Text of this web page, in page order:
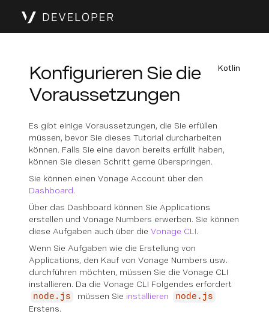
Kotlin
Konfigurieren Sie die
Voraussetzungen
Es gibt einige Voraussetzungen, die Sie erfüllen
müssen, bevor Sie dieses Tutorial durcharbeiten
können. Falls Sie eine davon bereits erfüllt haben,
können Sie diesen Schritt gerne überspringen.
Sie können einen Vonage Account über den
Dashboard.
Über das Dashboard können Sie Applications
erstellen und Vonage Numbers erwerben. Sie können
diese Aufgaben auch über die Vonage CLI.
Wenn Sie Aufgaben wie die Erstellung von
Applications, den Kauf von Vonage Numbers usw.
durchführen möchten, müssen Sie die Vonage CLI
installieren. Da die Vonage CLI Folgendes erfordert
node.js müssen Sie installieren node.js
Erstens.